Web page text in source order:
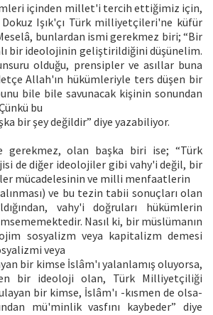
içinden millet'i tercih ettiğimiz için,
Işık'çı Türk milliyetçileri'ne küfür
bunlardan ismi gerekmez biri; “Bir
bir ideolojinin geliştirildiğini düşünelim.
olduğu, prensipler ve asıllar buna
Allah'ın hükümleriyle ters düşen bir
bile bile savunacak kişinin sonundan
bu
bir şey değildir” diye yazabiliyor.
gerekmez, olan başka biri ise; “Türk
de diğer ideolojiler gibi vahy'i değil, bir
mücadelesinin ve milli menfaatlerin
ve bu tezin tabii sonuçları olan
vahy'i doğruları hükümlerin
Nasıl ki, bir müslümanın
sosyalizm veya kapitalizm demesi
veya
bir kimse İslâm'ı yalanlamış oluyorsa,
bir ideoloji olan, Türk Milliyetçiliği
bir kimse, İslâm'ı -kısmen de olsa-
mü'minlik vasfını kaybeder” diye